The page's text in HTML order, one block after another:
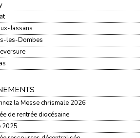
Jassans
les-Dombes
la Messe chrismale 2026
de rentrée diocésaine
2025